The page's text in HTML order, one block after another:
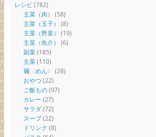
レシピ(782)
主菜（肉） (58)
主菜（玉子） (8)
主菜（野菜） (19)
主菜（魚介） (6)
副菜(185)
主菜(110)
麺〈めん〉 (28)
おやつ (22)
ご飯もの(97)
カレー (27)
サラダ(72)
スープ(22)
ドリンク (8)